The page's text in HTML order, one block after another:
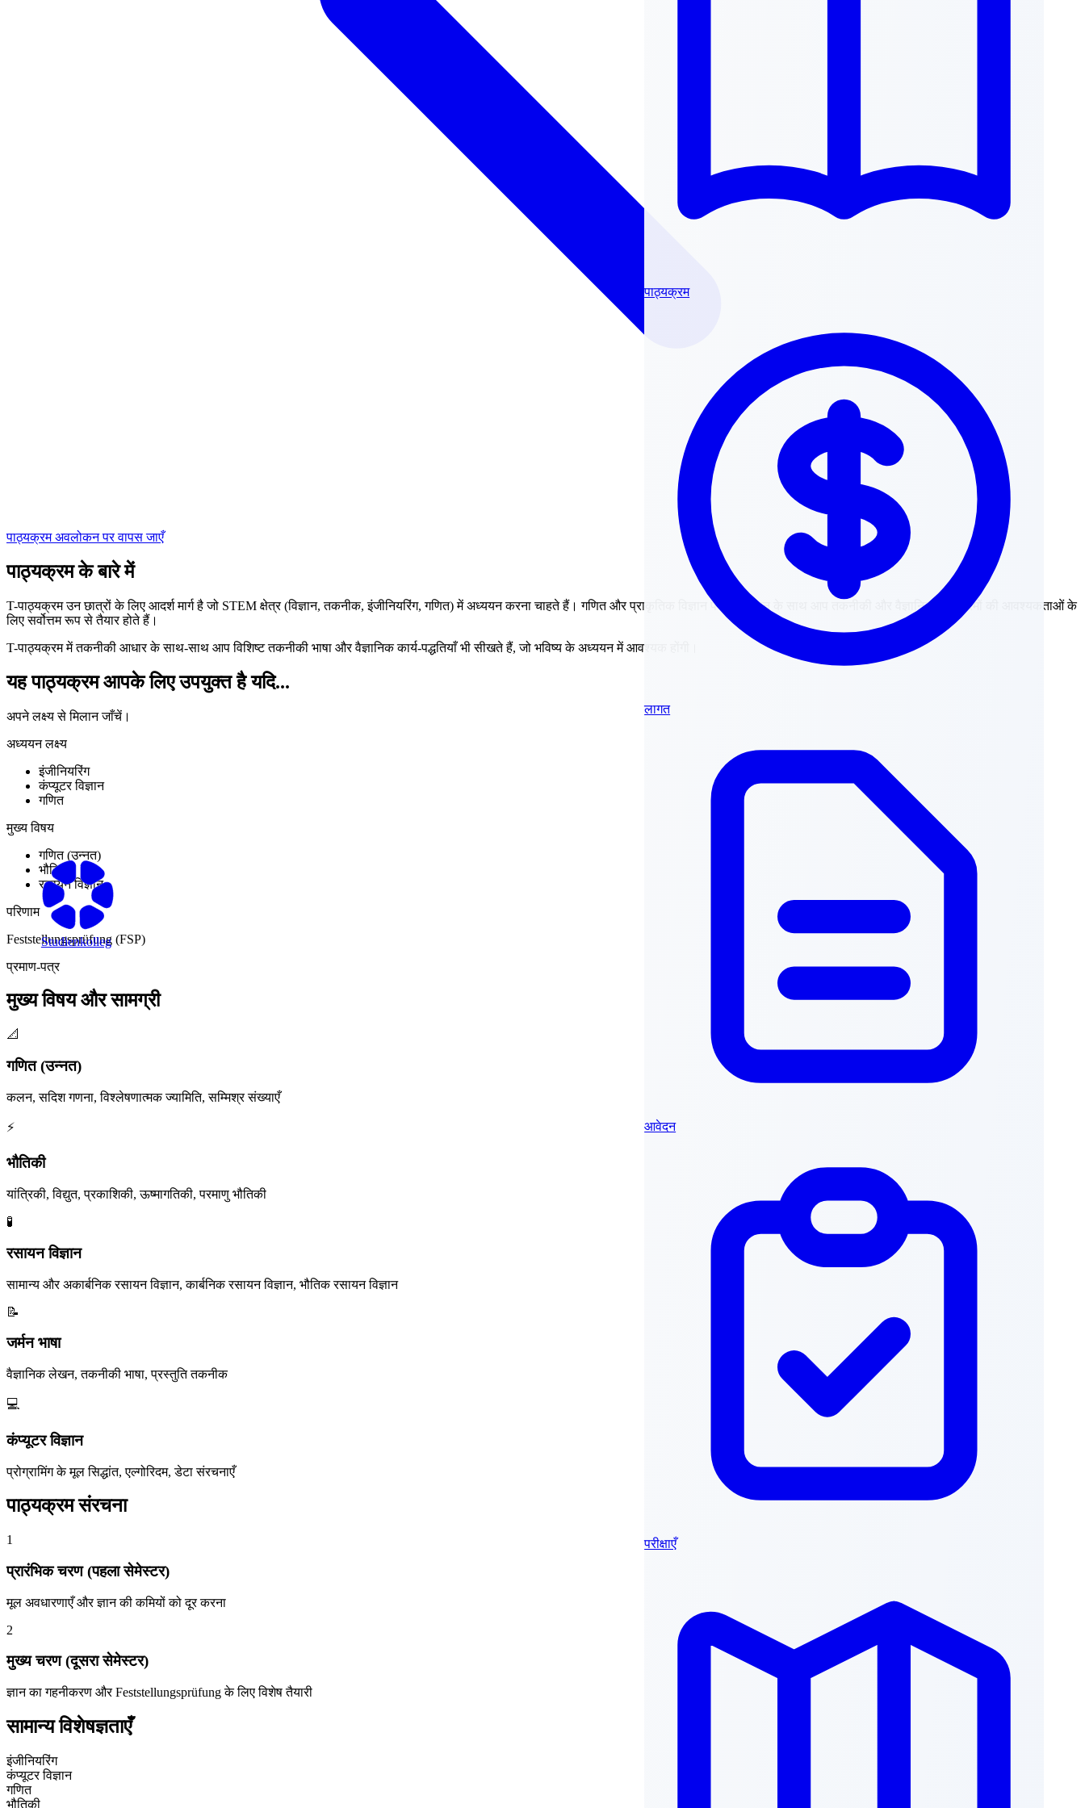
Studienkolleg
पाठ्यक्रम
लागत
आवेदन
परीक्षाएँ
पाठ्यक्रम अवलोकन पर वापस जाएँ
पाठ्यक्रम के बारे में
T-पाठ्यक्रम उन छात्रों के लिए आदर्श मार्ग है जो STEM क्षेत्र (विज्ञान, तकनीक, इंजीनियरिंग, गणित) में अध्ययन करना चाहते हैं। गणित और प्राकृतिक विज्ञान पर गहरे ध्यान के साथ आप तकनीकी और वैज्ञानिक कार्यक्रमों की आवश्यकताओं के
लिए सर्वोत्तम रूप से तैयार होते हैं।
T-पाठ्यक्रम में तकनीकी आधार के साथ-साथ आप विशिष्ट तकनीकी भाषा और वैज्ञानिक कार्य-पद्धतियाँ भी सीखते हैं, जो भविष्य के अध्ययन में आवश्यक होंगी।
यह पाठ्यक्रम आपके लिए उपयुक्त है यदि...
अपने लक्ष्य से मिलान जाँचें।
अध्ययन लक्ष्य
इंजीनियरिंग
कंप्यूटर विज्ञान
गणित
मुख्य विषय
गणित (उन्नत)
भौतिकी
रसायन विज्ञान
परिणाम
Feststellungsprüfung (FSP)
प्रमाण-पत्र
मुख्य विषय और सामग्री
📐
गणित (उन्नत)
कलन, सदिश गणना, विश्लेषणात्मक ज्यामिति, सम्मिश्र संख्याएँ
⚡
भौतिकी
यांत्रिकी, विद्युत, प्रकाशिकी, ऊष्मागतिकी, परमाणु भौतिकी
🧪
रसायन विज्ञान
सामान्य और अकार्बनिक रसायन विज्ञान, कार्बनिक रसायन विज्ञान, भौतिक रसायन विज्ञान
📝
जर्मन भाषा
वैज्ञानिक लेखन, तकनीकी भाषा, प्रस्तुति तकनीक
💻
कंप्यूटर विज्ञान
प्रोग्रामिंग के मूल सिद्धांत, एल्गोरिदम, डेटा संरचनाएँ
पाठ्यक्रम संरचना
1
प्रारंभिक चरण (पहला सेमेस्टर)
मूल अवधारणाएँ और ज्ञान की कमियों को दूर करना
2
मुख्य चरण (दूसरा सेमेस्टर)
ज्ञान का गहनीकरण और Feststellungsprüfung के लिए विशेष तैयारी
सामान्य विशेषज्ञताएँ
इंजीनियरिंग
कंप्यूटर विज्ञान
गणित
भौतिकी